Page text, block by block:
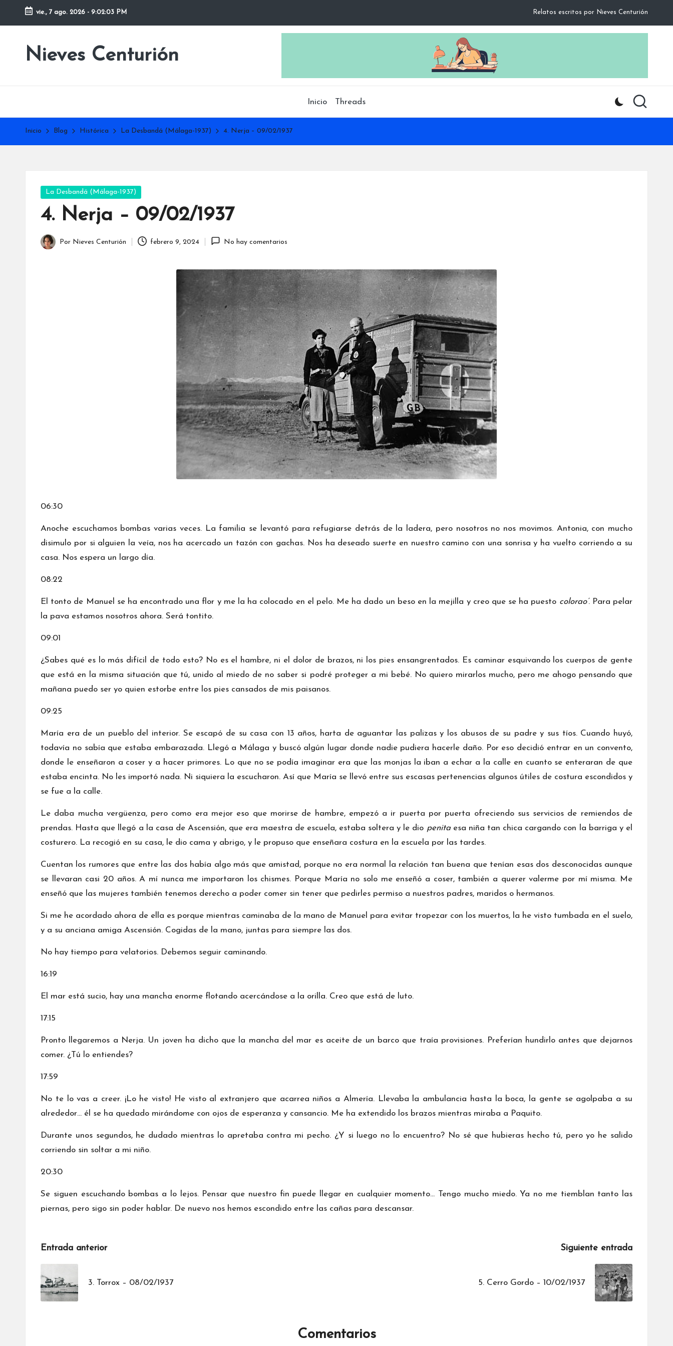
Saltar
contenido
vie., 7 ago. 2026 - 9:02:04 PM Relatos escritos por Nieves Centurión
Nieves Centurión
Inicio Threads
Inicio Blog Histórica La Desbandá (Málaga-1937) 4. Nerja – 09/02/1937
Publicada
La Desbandá (Málaga-1937)
4. Nerja – 09/02/1937
Publicado
Por Nieves Centurión febrero 9, 2024 No hay comentarios
06:30
Anoche escuchamos bombas varias veces. La familia se levantó para refugiarse detrás de la ladera, pero nosotros no nos movimos. Antonia, con mucho
disimulo por si alguien la veía, nos ha acercado un tazón con gachas. Nos ha deseado suerte en nuestro camino con una sonrisa y ha vuelto corriendo a su
casa. Nos espera un largo día.
08:22
El tonto de Manuel se ha encontrado una flor y me la ha colocado en el pelo. Me ha dado un beso en la mejilla y creo que se ha puesto colorao’. Para pelar
la pava estamos nosotros ahora. Será tontito.
09:01
¿Sabes qué es lo más difícil de todo esto? No es el hambre, ni el dolor de brazos, ni los pies ensangrentados. Es caminar esquivando los cuerpos de gente
que está en la misma situación que tú, unido al miedo de no saber si podré proteger a mi bebé. No quiero mirarlos mucho, pero me ahogo pensando que
mañana puedo ser yo quien estorbe entre los pies cansados de mis paisanos.
09:25
María era de un pueblo del interior. Se escapó de su casa con 13 años, harta de aguantar las palizas y los abusos de su padre y sus tíos. Cuando huyó,
todavía no sabía que estaba embarazada. Llegó a Málaga y buscó algún lugar donde nadie pudiera hacerle daño. Por eso decidió entrar en un convento,
donde le enseñaron a coser y a hacer primores. Lo que no se podía imaginar era que las monjas la iban a echar a la calle en cuanto se enteraran de que
estaba encinta. No les importó nada. Ni siquiera la escucharon. Así que María se llevó entre sus escasas pertenencias algunos útiles de costura escondidos y
se fue a la calle.
Le daba mucha vergüenza, pero como era mejor eso que morirse de hambre, empezó a ir puerta por puerta ofreciendo sus servicios de remiendos de
prendas. Hasta que llegó a la casa de Ascensión, que era maestra de escuela, estaba soltera y le dio penitaesa niña tan chica cargando con la barriga y el
costurero. La recogió en su casa, le dio cama y abrigo, y le propuso que enseñara costura en la escuela por las tardes.
Cuentan los rumores que entre las dos había algo más que amistad, porque no era normal la relación tan buena que tenían esas dos desconocidas aunque
se llevaran casi 20 años. A mí nunca me importaron los chismes. Porque María no solo me enseñó a coser, también a querer valerme por mí misma. Me
enseñó que las mujeres también tenemos derecho a poder comer sin tener que pedirles permiso a nuestros padres, maridos o hermanos.
Si me he acordado ahora de ella es porque mientras caminaba de la mano de Manuel para evitar tropezar con los muertos, la he visto tumbada en el suelo,
y a su anciana amiga Ascensión. Cogidas de la mano, juntas para siempre las dos.
No hay tiempo para velatorios. Debemos seguir caminando.
16:19
El mar está sucio, hay una mancha enorme flotando acercándose a la orilla. Creo que está de luto.
17:15
Pronto llegaremos a Nerja. Un joven ha dicho que la mancha del mar es aceite de un barco que traía provisiones. Preferían hundirlo antes que dejarnos
comer. ¿Tú lo entiendes?
17:59
No te lo vas a creer. ¡Lo he visto! He visto al extranjero que acarrea niños a Almería. Llevaba la ambulancia hasta la boca, la gente se agolpaba a su
alrededor… él se ha quedado mirándome con ojos de esperanza y cansancio. Me ha extendido los brazos mientras miraba a Paquito.
Durante unos segundos, he dudado mientras lo apretaba contra mi pecho. ¿Y si luego no lo encuentro? No sé que hubieras hecho tú, pero yo he salido
corriendo sin soltar a mi niño.
20:30
Se siguen escuchando bombas a lo lejos. Pensar que nuestro fin puede llegar en cualquier momento… Tengo mucho miedo. Ya no me tiemblan tanto las
piernas, pero sigo sin poder hablar. De nuevo nos hemos escondido entre las cañas para descansar.
Navegación
de
entradas
Entrada anterior
3. Torrox – 08/02/1937
Siguiente entrada
5. Cerro Gordo – 10/02/1937
Comentarios